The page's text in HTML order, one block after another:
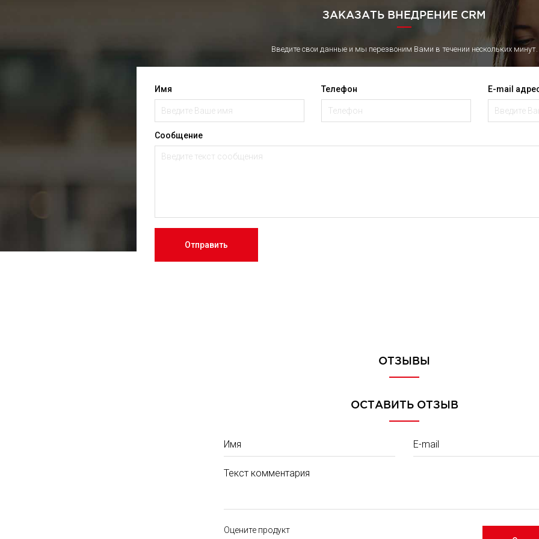
ЗАКАЗАТЬ ВНЕДРЕНИЕ CRM
Введите свои данные и мы перезвоним Вами в течении нескольких минут.
Имя Телефон E-mail
Сообщение
Отправить
ОТЗЫВЫ
ОСТАВИТЬ ОТЗЫВ
Имя E-mail
Текст комментария
Оцените продукт